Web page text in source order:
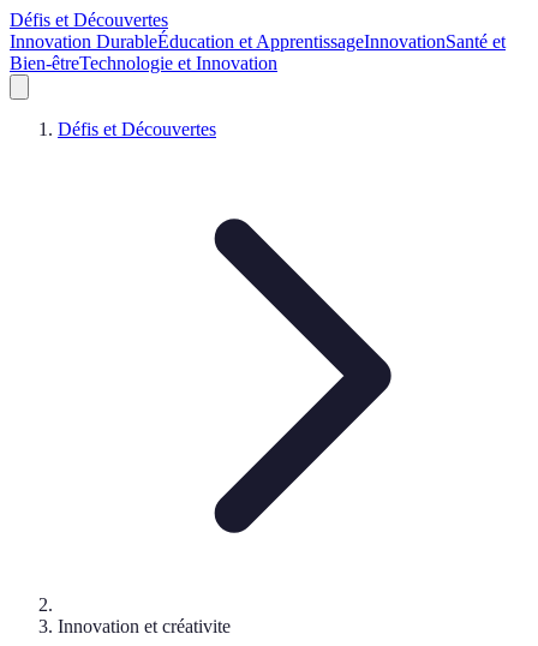
Défis et Découvertes
Innovation DurableÉducation et ApprentissageInnovationSanté et
Bien-êtreTechnologie et Innovation
Défis et Découvertes
Innovation et créativite